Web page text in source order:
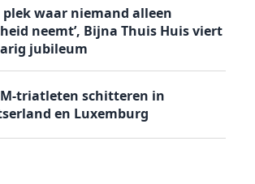
plek waar niemand alleen
neemt’, Bijna Thuis Huis viert
jubileum
triatleten schitteren in
en Luxemburg